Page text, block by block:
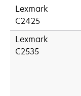
Lexmark
C2425
Lexmark
C2535